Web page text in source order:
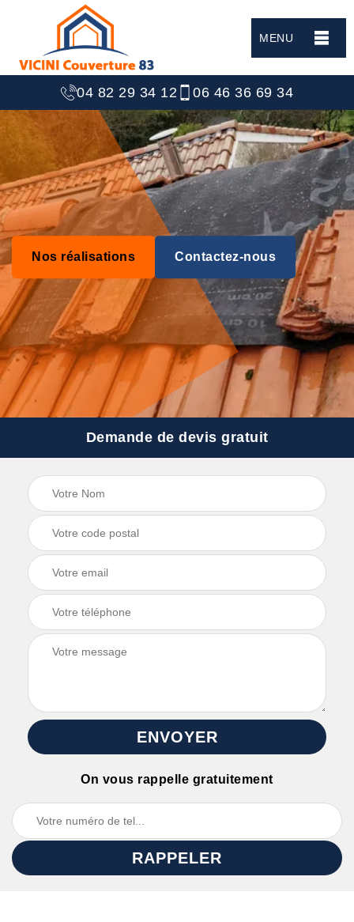
MENU
04 82 29 34 12 06 46 36 69 34
Nos réalisations Contactez-nous
Demande de devis gratuit
On vous rappelle gratuitement